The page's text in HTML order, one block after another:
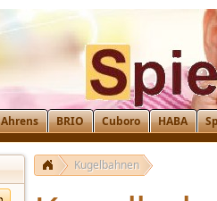
Ahrens BRIO Cuboro HABA
Kugelbahnen